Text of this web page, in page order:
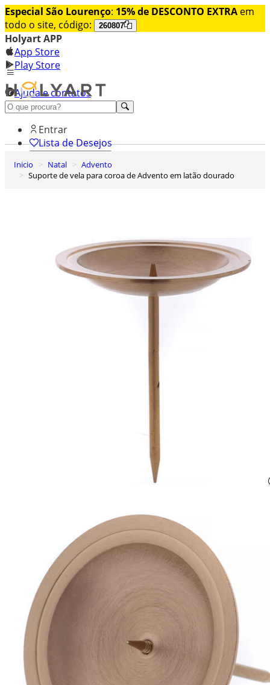
Especial São Lourenço: 15% de DESCONTO EXTRA em
todo o site, código:
260807
Holyart APP
App Store
Play Store
Ajuda e contatos
Conheça premium
Entrar
Lista de Desejos
Carrinho de Compras
Inicio Natal
Advento
Suporte de vela para coroa de Advento em latão dourado